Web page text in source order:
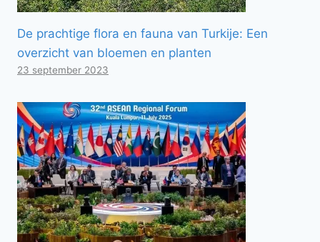
De prachtige flora en fauna van Turkije: Een
overzicht van bloemen en planten
23 september 2023